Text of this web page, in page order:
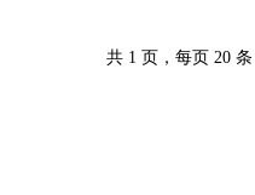
共 1 页，每页 20